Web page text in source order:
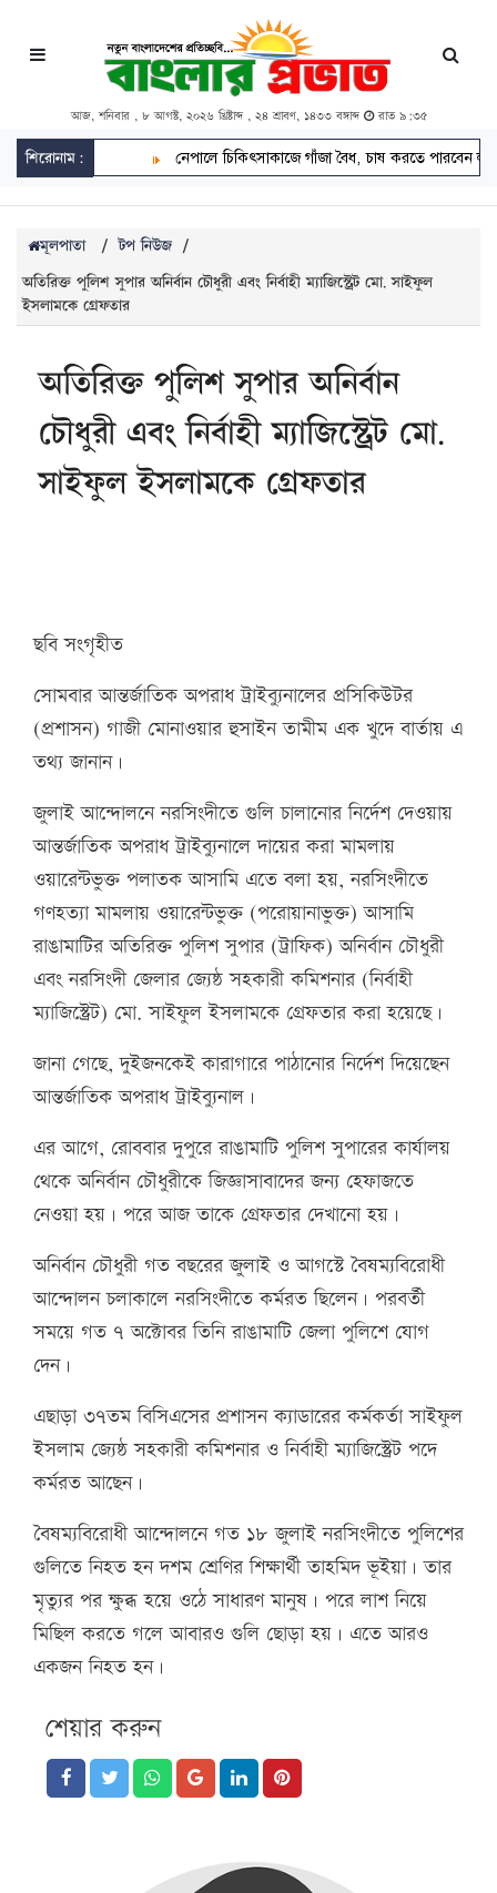
আজ, শনিবার , ৮ আগস্ট, ২০২৬ খ্রিষ্টাব্দ , ২৪ শ্রাবণ, ১৪৩৩ বঙ্গাব্দ রাত ৯:৩৫
শিরোনাম: নেপালে চিকিৎসাকাজে গাঁজা বৈধ, চাষ করতে পারবেন
মূলপাতা / টপ নিউজ /
অতিরিক্ত পুলিশ সুপার অনির্বান চৌধুরী এবং নির্বাহী ম্যাজিস্ট্রেট মো. সাইফুল
ইসলামকে গ্রেফতার
অতিরিক্ত পুলিশ সুপার অনির্বান
চৌধুরী এবং নির্বাহী ম্যাজিস্ট্রেট মো.
সাইফুল ইসলামকে গ্রেফতার
ছবি সংগৃহীত
সোমবার আন্তর্জাতিক অপরাধ ট্রাইব্যুনালের প্রসিকিউটর
(প্রশাসন) গাজী মোনাওয়ার হুসাইন তামীম এক খুদে বার্তায় এ
তথ্য জানান।
জুলাই আন্দোলনে নরসিংদীতে গুলি চালানোর নির্দেশ দেওয়ায়
আন্তর্জাতিক অপরাধ ট্রাইব্যুনালে দায়ের করা মামলায়
ওয়ারেন্টভুক্ত পলাতক আসামি এতে বলা হয়, নরসিংদীতে
গণহত্যা মামলায় ওয়ারেন্টভুক্ত (পরোয়ানাভুক্ত) আসামি
রাঙামাটির অতিরিক্ত পুলিশ সুপার (ট্রাফিক) অনির্বান চৌধুরী
এবং নরসিংদী জেলার জ্যেষ্ঠ সহকারী কমিশনার (নির্বাহী
ম্যাজিস্ট্রেট) মো. সাইফুল ইসলামকে গ্রেফতার করা হয়েছে।
জানা গেছে, দুইজনকেই কারাগারে পাঠানোর নির্দেশ দিয়েছেন
আন্তর্জাতিক অপরাধ ট্রাইব্যুনাল।
এর আগে, রোববার দুপুরে রাঙামাটি পুলিশ সুপারের কার্যালয়
থেকে অনির্বান চৌধুরীকে জিজ্ঞাসাবাদের জন্য হেফাজতে
নেওয়া হয়। পরে আজ তাকে গ্রেফতার দেখানো হয়।
অনির্বান চৌধুরী গত বছরের জুলাই ও আগস্টে বৈষম্যবিরোধী
আন্দোলন চলাকালে নরসিংদীতে কর্মরত ছিলেন। পরবর্তী
সময়ে গত ৭ অক্টোবর তিনি রাঙামাটি জেলা পুলিশে যোগ
দেন।
এছাড়া ৩৭তম বিসিএসের প্রশাসন ক্যাডারের কর্মকর্তা সাইফুল
ইসলাম জ্যেষ্ঠ সহকারী কমিশনার ও নির্বাহী ম্যাজিস্ট্রেট পদে
কর্মরত আছেন।
বৈষম্যবিরোধী আন্দোলনে গত ১৮ জুলাই নরসিংদীতে পুলিশের
গুলিতে নিহত হন দশম শ্রেণির শিক্ষার্থী তাহমিদ ভূইয়া। তার
মৃত্যুর পর ক্ষুব্ধ হয়ে ওঠে সাধারণ মানুষ। পরে লাশ নিয়ে
মিছিল করতে গলে আবারও গুলি ছোড়া হয়। এতে আরও
একজন নিহত হন।
শেয়ার করুন